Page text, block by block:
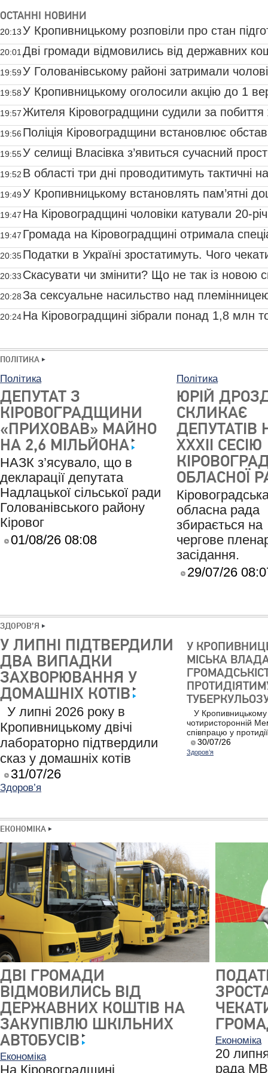
ОСТАННI НОВИНИ
20:13 У Кропивницькому розповіли про стан
зимового сезону
20:01 Дві громади відмовились від державних
шкільних автобусів
19:59 У Голованівському районі затримали
вбивстві 80-річної жінки
19:58 У Кропивницькому оголосили акцію до 1
онкохворих дітей
19:57 Жителя Кіровоградщини судили за побиття
малолітньої дитини
19:56 Поліція Кіровоградщини встановлює
тяжко травмувався водій
19:55У селищі Власівка з’явиться сучасний
молоді
19:52 В області три днi проводитимуть тактичнi
19:49 У Кропивницькому встановлять пам’ятні
загиблим воїнам
19:47 На Кіровоградщині чоловіки катували 20-
вирішив суд
19:47 Громада на Кіровоградщині отримала
транспорт для школярів
20:35Податки в Україні зростатимуть. Чого
громадянам
20:33 Скасувати чи змінити? Що не так із новою
оцінювання в НУШ
20:28 За сексуальне насильство над
Кіровоградщини засудили до 7 років
20:24На Кіровоградщині зібрали понад 1,8 млн
ПОЛІТИКА
Політика
ДЕПУТАТ З
КІРОВОГРАДЩИНИ
«ПРИХОВАВ» МАЙНО
НА 2,6 МІЛЬЙОНА
НАЗК з’ясувало, що в
декларації депутата
Надлацької сільської ради
Голованівського району
Кіровог
01/08/26 08:08
Політика
ЮРІЙ
СКЛИКАЄ
ДЕПУТАТІВ
XXXІI СЕСІЮ
ОБЛАСНОЇ
обласна рада
збирається на
чергове
засідання.
29/07/26
ЗДОРОВ’Я
У ЛИПНІ ПІДТВЕРДИЛИ
ДВА ВИПАДКИ
ЗАХВОРЮВАННЯ У
ДОМАШНІХ КОТІВ
У липні 2026 року в
Кропивницькому двічі
лабораторно підтвердили
сказ у домашніх котів
31/07/26
Здоров’я
У
МІСЬКА
У Кропивницькому
чотиристоронній
співпрацю у
30/07/26
Здоров’я
ЕКОНОМІКА
ДВІ ГРОМАДИ
ВІДМОВИЛИСЬ ВІД
ДЕРЖАВНИХ КОШТІВ НА
ЗАКУПІВЛЮ ШКІЛЬНИХ
АВТОБУСІВ
Економіка
На Кіровоградщині
Економіка
20
рада